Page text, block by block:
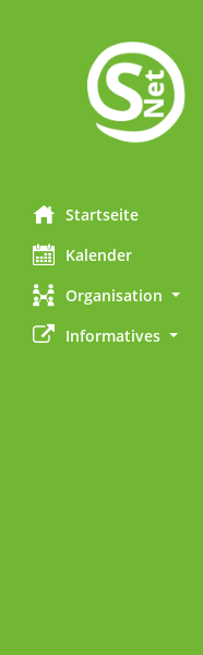
Startseite
Kalender
Organisation
Informatives